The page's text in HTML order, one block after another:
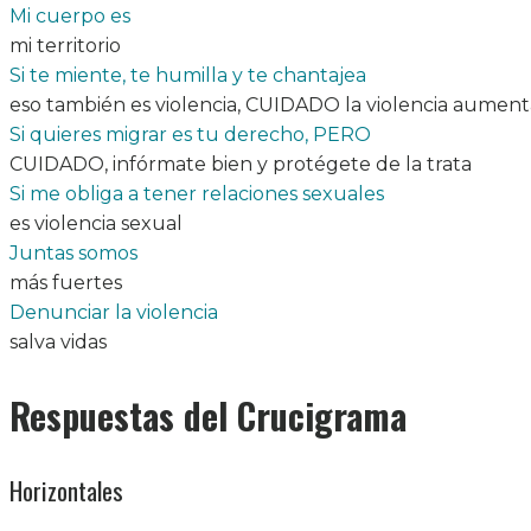
Mi cuerpo es
mi territorio
Si te miente, te humilla y te chantajea
eso también es violencia, CUIDADO la violencia
Si quieres migrar es tu derecho, PERO
CUIDADO, infórmate bien y protégete de la trata
Si me obliga a tener relaciones sexuales
es violencia sexual
Juntas somos
más fuertes
Denunciar la violencia
salva vidas
Respuestas del Crucigrama
Horizontales